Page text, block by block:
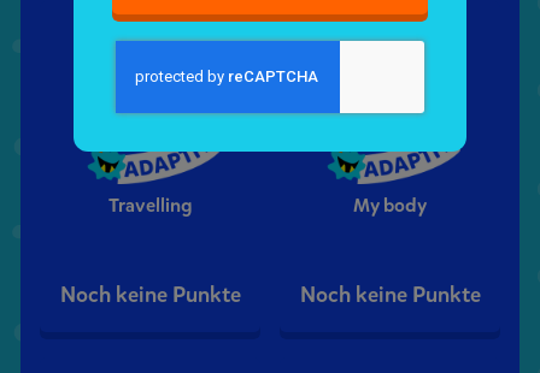
Travelling
Noch keine Punkte
My body
Noch keine Punkte